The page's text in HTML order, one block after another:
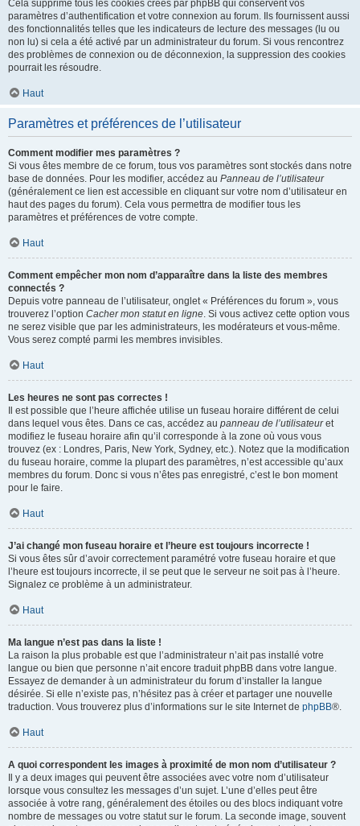
Cela supprime tous les cookies créés par phpBB qui conservent vos
paramètres d’authentification et votre connexion au forum. Ils fournissent aussi
des fonctionnalités telles que les indicateurs de lecture des messages (lu ou
non lu) si cela a été activé par un administrateur du forum. Si vous rencontrez
des problèmes de connexion ou de déconnexion, la suppression des cookies
pourrait les résoudre.
Haut
Paramètres et préférences de l’utilisateur
Comment modifier mes paramètres ?
Si vous êtes membre de ce forum, tous vos paramètres sont stockés dans notre
base de données. Pour les modifier, accédez au Panneau de l’utilisateur
(généralement ce lien est accessible en cliquant sur votre nom d’utilisateur en
haut des pages du forum). Cela vous permettra de modifier tous les
paramètres et préférences de votre compte.
Haut
Comment empêcher mon nom d’apparaître dans la liste des membres
connectés ?
Depuis votre panneau de l’utilisateur, onglet « Préférences du forum », vous
trouverez l’option Cacher mon statut en ligne. Si vous activez cette option vous
ne serez visible que par les administrateurs, les modérateurs et vous-même.
Vous serez compté parmi les membres invisibles.
Haut
Les heures ne sont pas correctes !
Il est possible que l’heure affichée utilise un fuseau horaire différent de celui
dans lequel vous êtes. Dans ce cas, accédez au panneau de l’utilisateuret
modifiez le fuseau horaire afin qu’il corresponde à la zone où vous vous
trouvez (ex : Londres, Paris, New York, Sydney, etc.). Notez que la modification
du fuseau horaire, comme la plupart des paramètres, n’est accessible qu’aux
membres du forum. Donc si vous n’êtes pas enregistré, c’est le bon moment
pour le faire.
Haut
J’ai changé mon fuseau horaire et l’heure est toujours incorrecte !
Si vous êtes sûr d’avoir correctement paramétré votre fuseau horaire et que
l’heure est toujours incorrecte, il se peut que le serveur ne soit pas à l’heure.
Signalez ce problème à un administrateur.
Haut
Ma langue n’est pas dans la liste !
La raison la plus probable est que l’administrateur n’ait pas installé votre
langue ou bien que personne n’ait encore traduit phpBB dans votre langue.
Essayez de demander à un administrateur du forum d’installer la langue
désirée. Si elle n’existe pas, n’hésitez pas à créer et partager une nouvelle
traduction. Vous trouverez plus d’informations sur le site Internet de phpBB®.
Haut
A quoi correspondent les images à proximité de mon nom d’utilisateur ?
Il y a deux images qui peuvent être associées avec votre nom d’utilisateur
lorsque vous consultez les messages d’un sujet. L’une d’elles peut être
associée à votre rang, généralement des étoiles ou des blocs indiquant votre
nombre de messages ou votre statut sur le forum. La seconde image, souvent